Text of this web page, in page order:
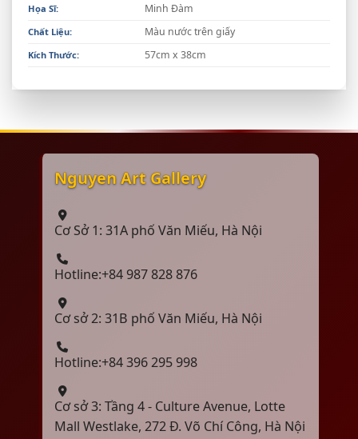
Họa Sĩ: Minh Đàm
Chất Liệu: Màu nước trên giấy
Kích Thước: 57cm x 38cm
Nguyen Art Gallery
Cơ Sở 1: 31A phố Văn Miếu, Hà Nội
Hotline:+84 987 828 876
Cơ sở 2: 31B phố Văn Miếu, Hà Nội
Hotline:+84 396 295 998
Cơ sở 3: Tầng 4 - Culture Avenue, Lotte
Mall Westlake, 272 Đ. Võ Chí Công, Hà Nội